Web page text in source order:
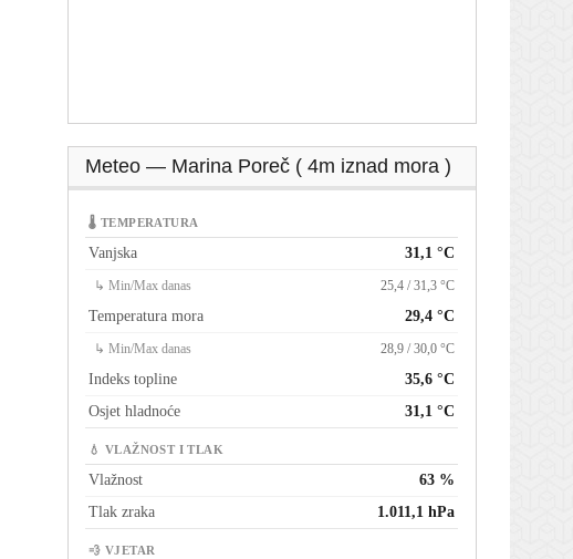
Meteo — Marina Poreč ( 4m iznad mora )
🌡 TEMPERATURA
Vanjska 31,1 °C
↳ Min/Max danas 25,4 / 31,3 °C
Temperatura mora 29,4 °C
↳ Min/Max danas 28,9 / 30,0 °C
Indeks topline
35,6 °C
Osjet hladnoće
31,1 °C
💧 VLAŽNOST I TLAK
Vlažnost
63 %
Tlak zraka
1.011,1 hPa
💨 VJETAR